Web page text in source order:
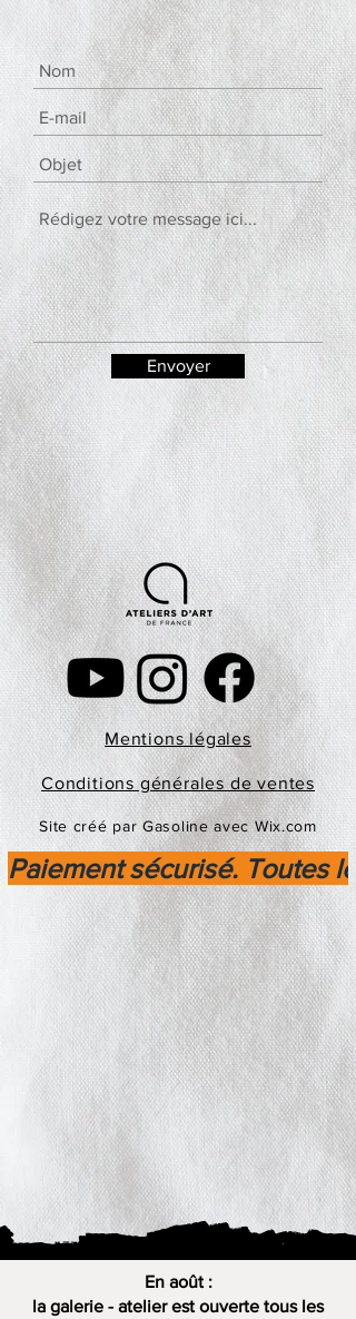
Envoyer
Mentions légales
Conditions générales de ventes
Site créé par Gasoline avec Wix.com
Paiement sécurisé. Toutes
En août :
la galerie - atelier est ouverte tous les